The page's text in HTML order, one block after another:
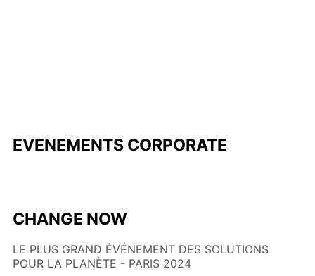
EVENEMENTS CORPORATE
CHANGE NOW
LE PLUS GRAND ÉVÉNEMENT DES SOLUTIONS
POUR LA PLANÈTE - PARIS 2024